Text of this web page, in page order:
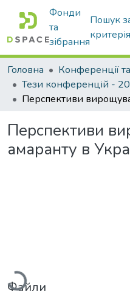
Фонди
та
зібрання
Пошук
Головна
Тези конференцій -
Перспективи
амаранту в
Файли